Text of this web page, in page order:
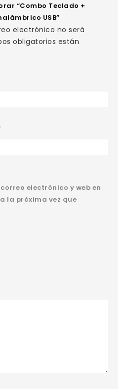
“Combo Teclado +
USB”
electrónico no será
obligatorios están
electrónico y web en
la próxima vez que